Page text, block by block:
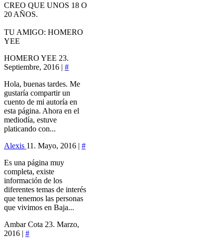
CREO QUE UNOS 18 O
20 AÑOS.
TU AMIGO: HOMERO
YEE
HOMERO YEE 23.
Septiembre, 2016 | #
Hola, buenas tardes. Me
gustaría compartir un
cuento de mi autoría en
esta página. Ahora en el
mediodía, estuve
platicando con...
Alexis 11. Mayo, 2016 | #
Es una página muy
completa, existe
información de los
diferentes temas de interés
que tenemos las personas
que vivimos en Baja...
Ambar Cota 23. Marzo,
2016 | #